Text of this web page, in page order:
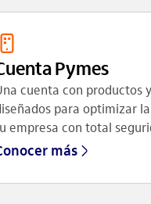
Pymes
cuenta con productos
para optimizar
empresa con total
más